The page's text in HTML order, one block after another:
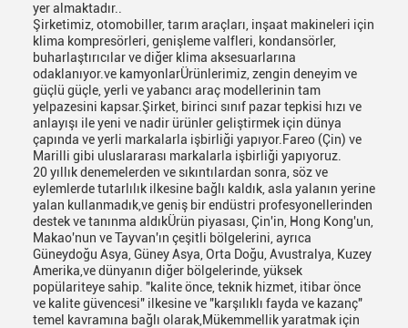
yer almaktadır..
Şirketimiz, otomobiller, tarım araçları, inşaat makineleri için
klima kompresörleri, genişleme valfleri, kondansörler,
buharlaştırıcılar ve diğer klima aksesuarlarına
odaklanıyor.ve kamyonlarÜrünlerimiz, zengin deneyim ve
güçlü güçle, yerli ve yabancı araç modellerinin tam
yelpazesini kapsar.Şirket, birinci sınıf pazar tepkisi hızı ve
anlayışı ile yeni ve nadir ürünler geliştirmek için dünya
çapında ve yerli markalarla işbirliği yapıyor.Fareo (Çin) ve
Marilli gibi uluslararası markalarla işbirliği yapıyoruz.
20 yıllık denemelerden ve sıkıntılardan sonra, söz ve
eylemlerde tutarlılık ilkesine bağlı kaldık, asla yalanın yerine
yalan kullanmadık,ve geniş bir endüstri profesyonellerinden
destek ve tanınma aldıkÜrün piyasası, Çin'in, Hong Kong'un,
Makao'nun ve Tayvan'ın çeşitli bölgelerini, ayrıca
Güneydoğu Asya, Güney Asya, Orta Doğu, Avustralya, Kuzey
Amerika,ve dünyanın diğer bölgelerinde, yüksek
popülariteye sahip. "kalite önce, teknik hizmet, itibar önce
ve kalite güvencesi" ilkesine ve "karşılıklı fayda ve kazanç"
temel kavramına bağlı olarak,Mükemmellik yaratmak için